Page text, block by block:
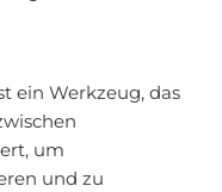
ein Werkzeug, das
um
und zu